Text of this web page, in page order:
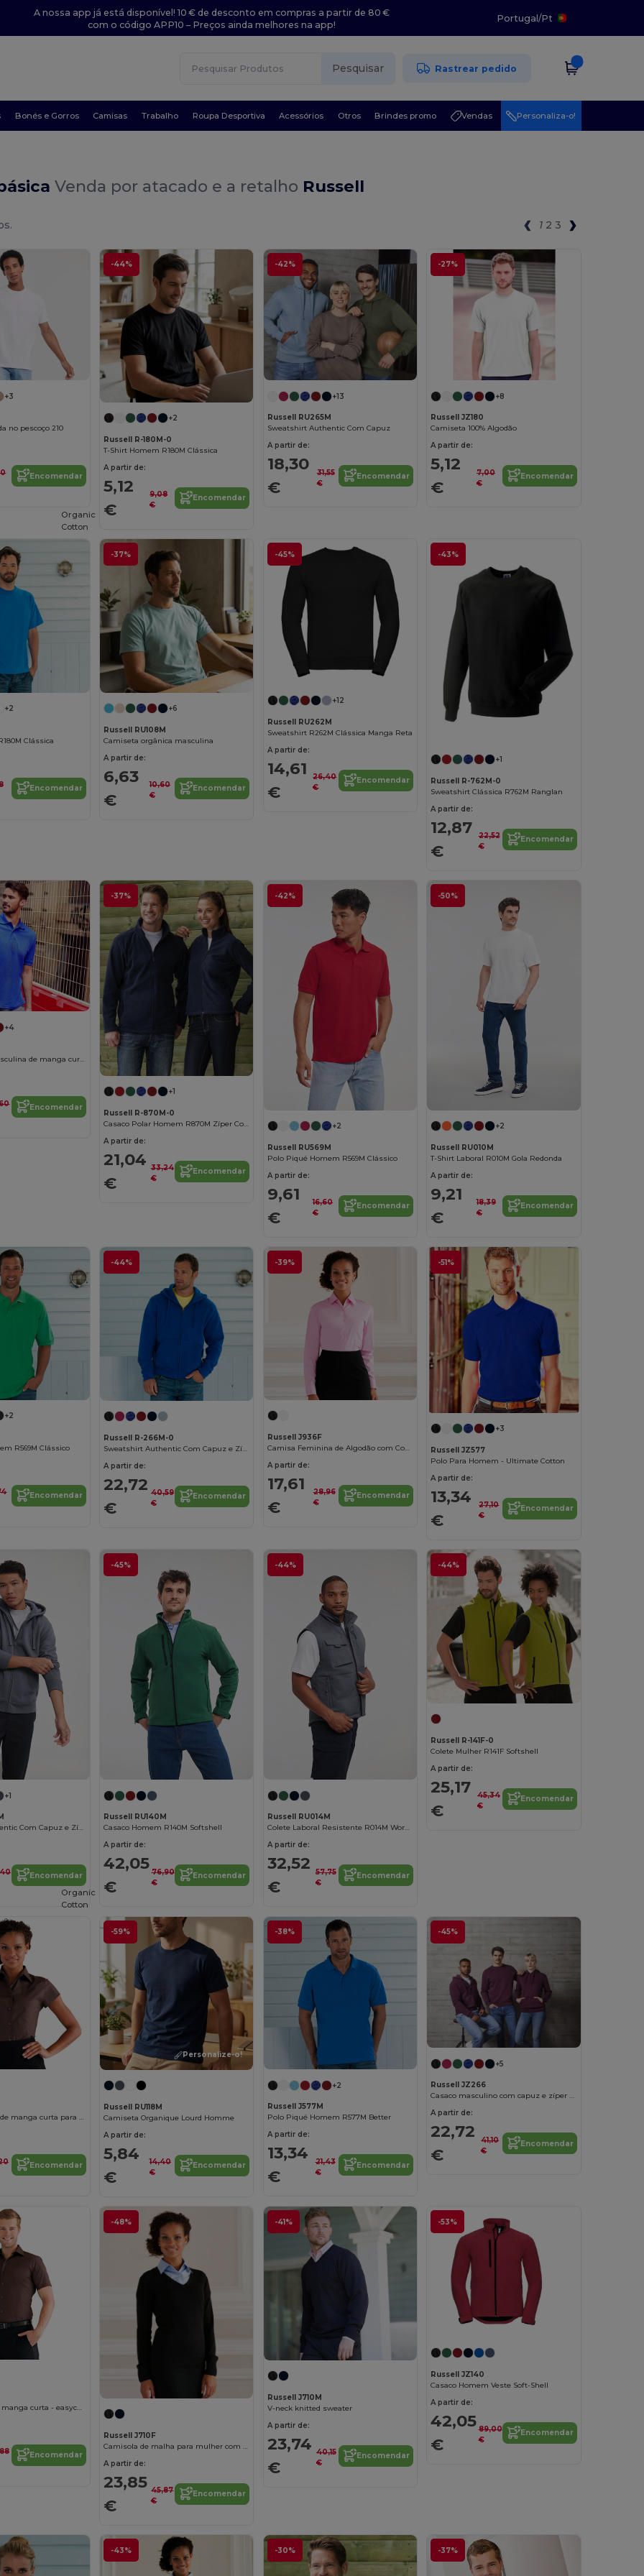
A nossa app já está disponível! 10 € de desconto em compras a partir de 80 €
com o código APP10 – Preços ainda melhores na app!
Portugal/Pt
Pesquisar Rastrear pedido
Bonés e Gorros Camisas Trabalho Roupa Desportiva Acessórios Otros Brindes promo Vendas Personaliza-o!
Venda por atacado e a retalho Russell
1 2 3
+3
no pescoço 210
Encomendar
-44%
+2
Russell R-180M-0
T-Shirt Homem R180M Clássica
A partir de:
5,12
€
9,08
€
Encomendar
-42%
+13
Russell RU265M
Sweatshirt Authentic Com Capuz
A partir de:
18,30
€
31,55
€
Encomendar
-27%
+8
Russell JZ180
Camiseta 100% Algodão
A partir de:
5,12
€
7,00
€
Encomendar
+2
Clássica
Encomendar
-37%
Organic
Cotton
+6
Russell RU108M
Camiseta orgânica masculina
A partir de:
6,63
€
10,60
€
Encomendar
-45%
+12
Russell RU262M
Sweatshirt R262M Clássica Manga Reta
A partir de:
14,61
€
26,40
€
Encomendar
-43%
+1
Russell R-762M-0
Sweatshirt Clássica R762M Ranglan
A partir de:
12,87
€
22,52
€
Encomendar
+4
Camisa polo masculina de manga curta
Encomendar
-37%
+1
Russell R-870M-0
Casaco Polar Homem R870M Zíper Completo
A partir de:
21,04
€
33,24
€
Encomendar
-42%
+2
Russell RU569M
Polo Piqué Homem R569M Clássico
A partir de:
9,61
€
16,60
€
Encomendar
-50%
+2
Russell RU010M
T-Shirt Laboral R010M Gola Redonda
A partir de:
9,21
€
18,39
€
Encomendar
+2
R569M Clássico
Encomendar
-44%
Russell R-266M-0
Sweatshirt Authentic Com Capuz e Zíper
A partir de:
22,72
€
40,59
€
Encomendar
-39%
Russell J936F
Camisa Feminina de Algodão com Conforto e Estilo Clássico
A partir de:
17,61
€
28,96
€
Encomendar
-51%
+3
Russell JZ577
Polo Para Homem - Ultimate Cotton
A partir de:
13,34
€
27,10
€
Encomendar
+1
Sweatshirt Authentic Com Capuz e Zíper
Encomendar
-45%
Russell RU140M
Casaco Homem R140M Softshell
A partir de:
42,05
€
76,90
€
Encomendar
-44%
Russell RU014M
Colete Laboral Resistente R014M Workwear
A partir de:
32,52
€
57,75
€
Encomendar
-44%
Russell R-141F-0
Colete Mulher R141F Softshell
A partir de:
25,17
€
45,34
€
Encomendar
Camisa elástica de manga curta para mulher - easycare
Encomendar
-59%
Organic
Cotton
Personalize-o!
Russell RU118M
Camiseta Organique Lourd Homme
A partir de:
5,84
€
14,40
€
Encomendar
-38%
+2
Russell J577M
Polo Piqué Homem R577M Better
A partir de:
13,34
€
21,43
€
Encomendar
-45%
+5
Russell JZ266
Casaco masculino com capuz e zíper autêntico
A partir de:
22,72
€
41,10
€
Encomendar
Camisa justa de manga curta - easycare
Encomendar
-48%
Russell J710F
Camisola de malha para mulher com decote em V
A partir de:
23,85
€
45,87
€
Encomendar
-41%
Russell J710M
V-neck knitted sweater
A partir de:
23,74
€
40,15
€
Encomendar
-53%
Russell JZ140
Casaco Homem Veste Soft-Shell
A partir de:
42,05
€
89,00
€
Encomendar
-43% -30% -37%